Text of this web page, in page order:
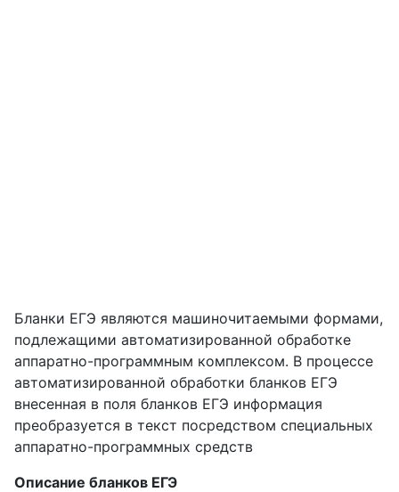
Бланки ЕГЭ являются машиночитаемыми формами,
подлежащими автоматизированной обработке
аппаратно-программным комплексом. В процессе
автоматизированной обработки бланков ЕГЭ
внесенная в поля бланков ЕГЭ информация
преобразуется в текст посредством специальных
аппаратно-программных средств
Описание бланков ЕГЭ